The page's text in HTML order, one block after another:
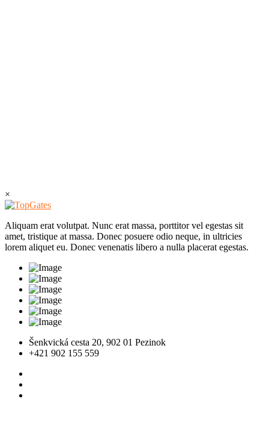
×
Aliquam erat volutpat. Nunc erat massa, porttitor vel egestas sit
amet, tristique at massa. Donec posuere odio neque, in ultricies
lorem aliquet eu. Donec venenatis libero a nulla placerat egestas.
Šenkvická cesta 20, 902 01 Pezinok
+421 902 155 559